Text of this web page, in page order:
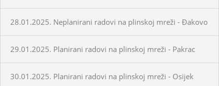
28.01.2025. Neplanirani radovi na plinskoj mreži - Đakovo
29.01.2025. Planirani radovi na plinskoj mreži - Pakrac
30.01.2025. Planirani radovi na plinskoj mreži - Osijek